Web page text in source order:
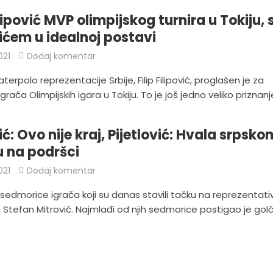
MVP olimpijskog turnira u Tokiju,
u idealnoj postavi
Dodaj komentar
reprezentacije Srbije, Filip Filipović, proglašen je za
Olimpijskih igara u Tokiju. To je još jedno veliko
Ovo nije kraj, Pijetlović: Hvala
na podršci
Dodaj komentar
igrača koji su danas stavili tačku na
Stefan Mitrović. Najmlađi od njih sedmorice postigao je